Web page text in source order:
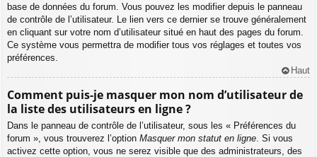
base de données du forum. Vous pouvez les modifier depuis le panneau
de contrôle de l’utilisateur. Le lien vers ce dernier se trouve généralement
en cliquant sur votre nom d’utilisateur situé en haut des pages du forum.
Ce système vous permettra de modifier tous vos réglages et toutes vos
préférences.
Haut
Comment puis-je masquer mon nom d’utilisateur de
la liste des utilisateurs en ligne ?
Dans le panneau de contrôle de l’utilisateur, sous les « Préférences du
forum », vous trouverez l’option Masquer mon statut en ligne . Si vous
activez cette option, vous ne serez visible que des administrateurs, des